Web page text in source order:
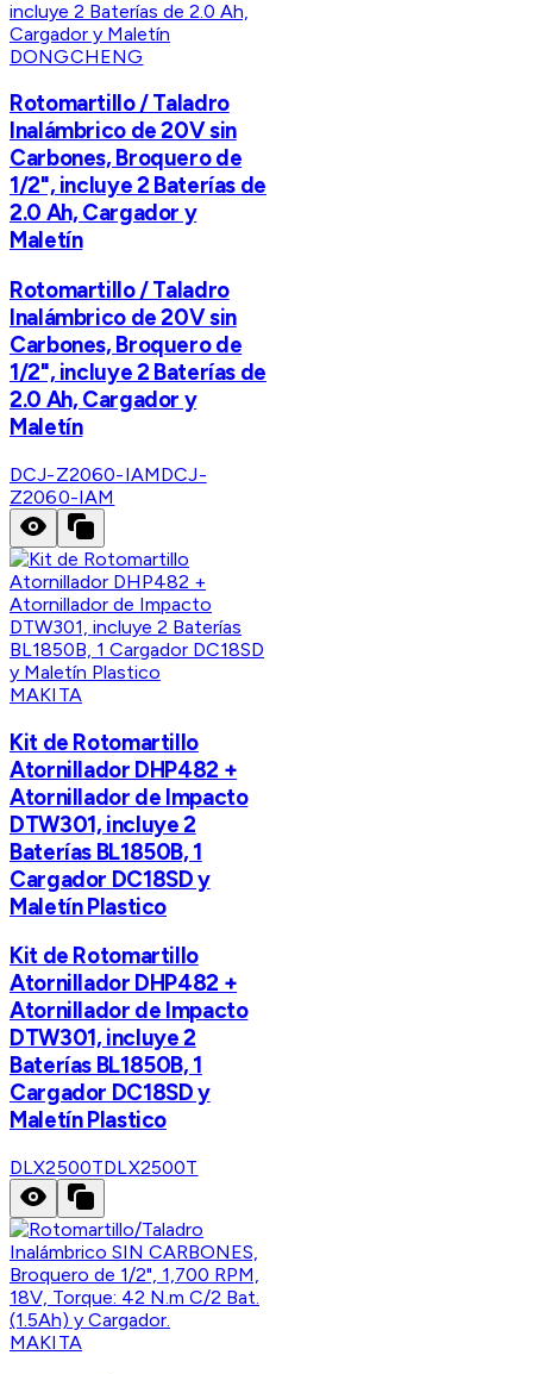
DONGCHENG
Rotomartillo / Taladro
Inalámbrico de 20V sin
Carbones, Broquero de
1/2", incluye 2 Baterías de
2.0 Ah, Cargador y
Maletín
Rotomartillo / Taladro
Inalámbrico de 20V sin
Carbones, Broquero de
1/2", incluye 2 Baterías de
2.0 Ah, Cargador y
Maletín
DCJ-Z2060-IAMDCJ-
Z2060-IAM
MAKITA
Kit de Rotomartillo
Atornillador DHP482 +
Atornillador de Impacto
DTW301, incluye 2
Baterías BL1850B, 1
Cargador DC18SD y
Maletín Plastico
Kit de Rotomartillo
Atornillador DHP482 +
Atornillador de Impacto
DTW301, incluye 2
Baterías BL1850B, 1
Cargador DC18SD y
Maletín Plastico
DLX2500TDLX2500T
MAKITA